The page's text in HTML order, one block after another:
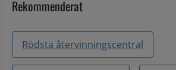
Rekommenderat
Rödsta återvinningscentral